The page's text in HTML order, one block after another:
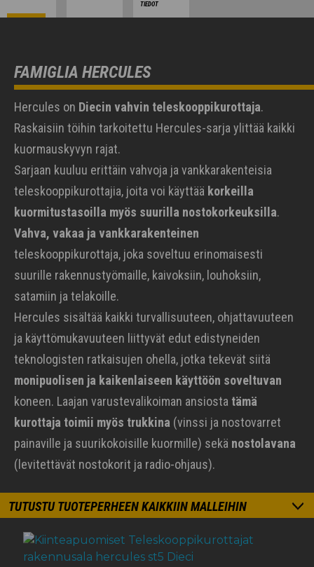
TIEDOT
FAMIGLIA HERCULES
Hercules on Diecin vahvin teleskooppikurottaja.
Raskaisiin töihin tarkoitettu Hercules-sarja ylittää kaikki
kuormauskyvyn rajat.
Sarjaan kuuluu erittäin vahvoja ja vankkarakenteisia
teleskooppikurottajia, joita voi käyttää korkeilla
kuormitustasoilla myös suurilla nostokorkeuksilla.
Vahva, vakaa ja vankkarakenteinen
teleskooppikurottaja, joka soveltuu erinomaisesti
suurille rakennustyömaille, kaivoksiin, louhoksiin,
satamiin ja telakoille.
Hercules sisältää kaikki turvallisuuteen, ohjattavuuteen
ja käyttömukavuuteen liittyvät edut edistyneiden
teknologisten ratkaisujen ohella, jotka tekevät siitä
monipuolisen ja kaikenlaiseen käyttöön soveltuvan
koneen. Laajan varustevalikoiman ansiosta tämä
kurottaja toimii myös trukkina (vinssi ja nostovarret
painaville ja suurikokoisille kuormille) sekä nostolavana
(levitettävät nostokorit ja radio-ohjaus).
TUTUSTU TUOTEPERHEEN KAIKKIIN MALLEIHIN